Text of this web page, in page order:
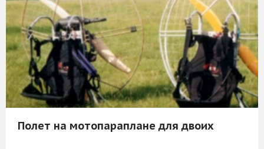
Полет на мотопараплане для двоих